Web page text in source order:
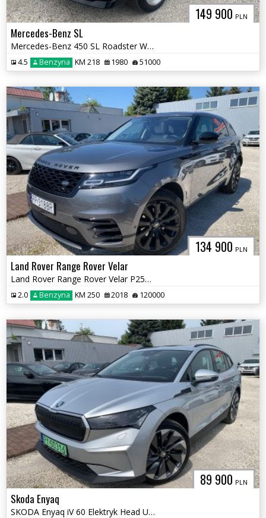
149 900 PLN
Mercedes-Benz SL
Mercedes-Benz 450 SL Roadster W107 Cabriolet
4.5 Benzyna KM 218 1980 51000
134 900 PLN
Land Rover Range Rover Velar
Land Rover Range Rover Velar P250 S AWD
2.0 Benzyna KM 250 2018 120000
89 900 PLN
Skoda Enyaq
SKODA Enyaq iV 60 Elektryk Head UP! Skóra !